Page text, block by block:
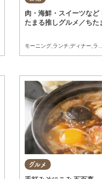
肉・海鮮・スイーツなど
たまる推しグルメ／ちた
モーニング ランチ ,ディナー ラーメン
グルメ